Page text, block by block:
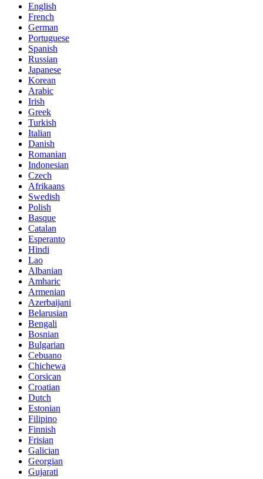
English
French
German
Portuguese
Spanish
Russian
Japanese
Korean
Arabic
Irish
Greek
Turkish
Italian
Danish
Romanian
Indonesian
Czech
Afrikaans
Swedish
Polish
Basque
Catalan
Esperanto
Hindi
Lao
Albanian
Amharic
Armenian
Azerbaijani
Belarusian
Bengali
Bosnian
Bulgarian
Cebuano
Chichewa
Corsican
Croatian
Dutch
Estonian
Filipino
Finnish
Frisian
Galician
Georgian
Gujarati